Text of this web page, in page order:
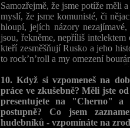
Samozřejmě, že jsme potíže měli
myslí, že jsme komunisté, či
hloupí, jejích názory
jsou, řekněme, nepříliš
kteří zesměšňují Rusko a jeho
to rock’n’roll a my omezení
10. Když si vzpomeneš na
práce ve zkušebně? Měli jste
presentujete na "Cherno"
postupně? Co jsem
hudebníků - vzpomínáte na